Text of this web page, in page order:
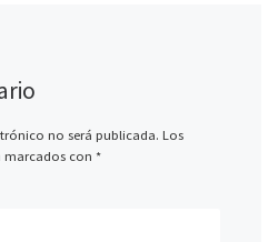
no será publicada. Los
con *